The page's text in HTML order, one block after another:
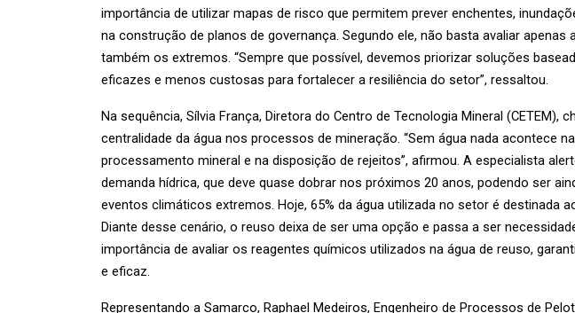
importância de utilizar mapas de risco que permitem prever enchentes,
na construção de planos de governança. Segundo ele, não basta avaliar apenas
também os extremos. “Sempre que possível, devemos priorizar soluções
eficazes e menos custosas para fortalecer a resiliência do setor”, ressaltou.
Na sequência, Sílvia França, Diretora do Centro de Tecnologia Mineral (CETEM),
centralidade da água nos processos de mineração. “Sem água nada acontece
processamento mineral e na disposição de rejeitos”, afirmou. A especialista
demanda hídrica, que deve quase dobrar nos próximos 20 anos, podendo ser
eventos climáticos extremos. Hoje, 65% da água utilizada no setor é destinada
Diante desse cenário, o reuso deixa de ser uma opção e passa a ser
importância de avaliar os reagentes químicos utilizados na água de reuso,
e eficaz.
Representando a Samarco, Raphael Medeiros, Engenheiro de Processos de